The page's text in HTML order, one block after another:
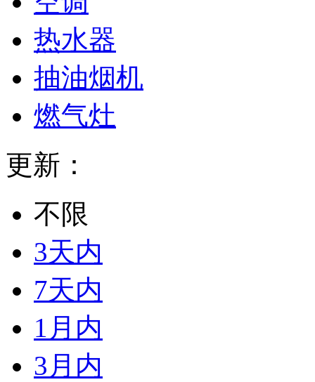
热水器
抽油烟机
燃气灶
更新：
不限
3天内
7天内
1月内
3月内